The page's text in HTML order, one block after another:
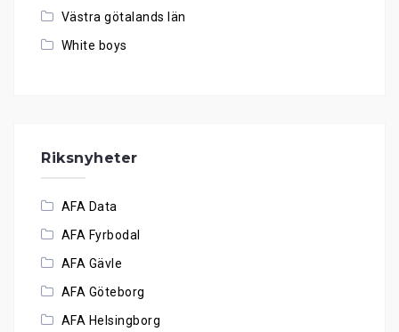
Västra götalands län
White boys
Riksnyheter
AFA Data
AFA Fyrbodal
AFA Gävle
AFA Göteborg
AFA Helsingborg